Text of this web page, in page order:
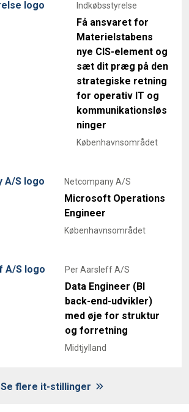
Indkøbsstyrelse
Få ansvaret for
Materielstabens
nye CIS-element og
sæt dit præg på den
strategiske retning
for operativ IT og
kommunikationsløs
ninger
Københavnsområdet
Netcompany A/S
Microsoft Operations
Engineer
Københavnsområdet
Per Aarsleff A/S
Data Engineer (BI
back-end-udvikler)
med øje for struktur
og forretning
Midtjylland
Se flere it-stillinger